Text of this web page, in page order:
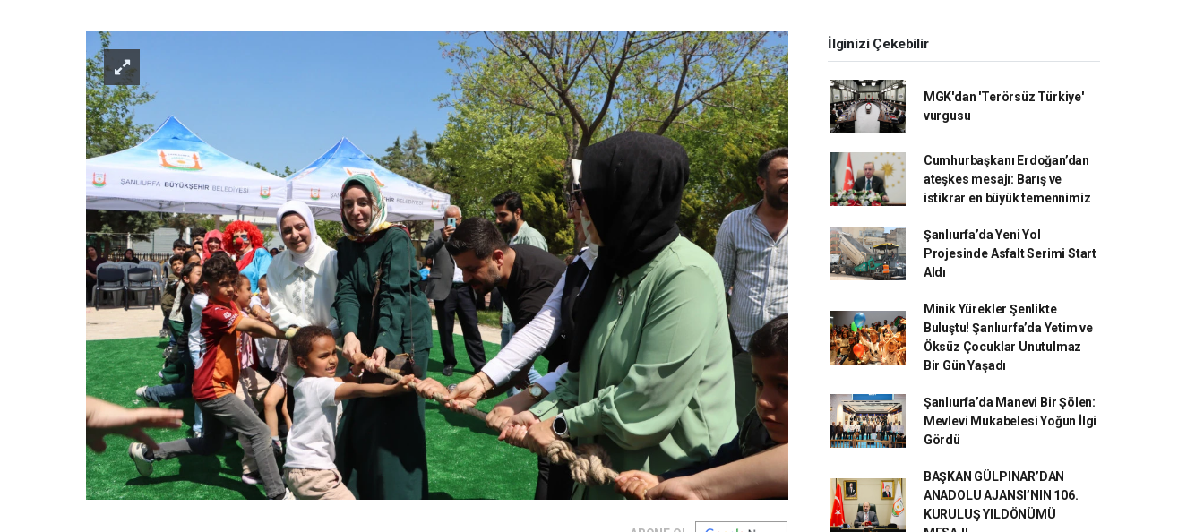
İlginizi Çekebilir
MGK'dan 'Terörsüz Türkiye'
vurgusu
Cumhurbaşkanı Erdoğan’dan
ateşkes mesajı: Barış ve
istikrar en büyük temennimiz
Şanlıurfa’da Yeni Yol
Projesinde Asfalt Serimi Start
Aldı
Minik Yürekler Şenlikte
Buluştu! Şanlıurfa’da Yetim ve
Öksüz Çocuklar Unutulmaz
Bir Gün Yaşadı
Şanlıurfa’da Manevi Bir Şölen:
Mevlevi Mukabelesi Yoğun İlgi
Gördü
BAŞKAN GÜLPINAR’DAN
ANADOLU AJANSI’NIN 106.
KURULUŞ YILDÖNÜMÜ